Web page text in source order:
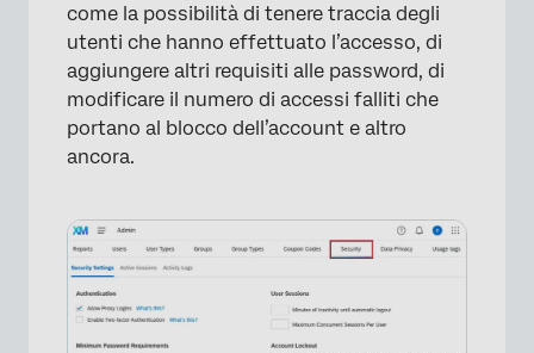
×
come la possibilità di tenere traccia degli
utenti che hanno effettuato l’accesso, di
aggiungere altri requisiti alle password, di
modificare il numero di accessi falliti che
portano al blocco dell’account e altro
ancora.